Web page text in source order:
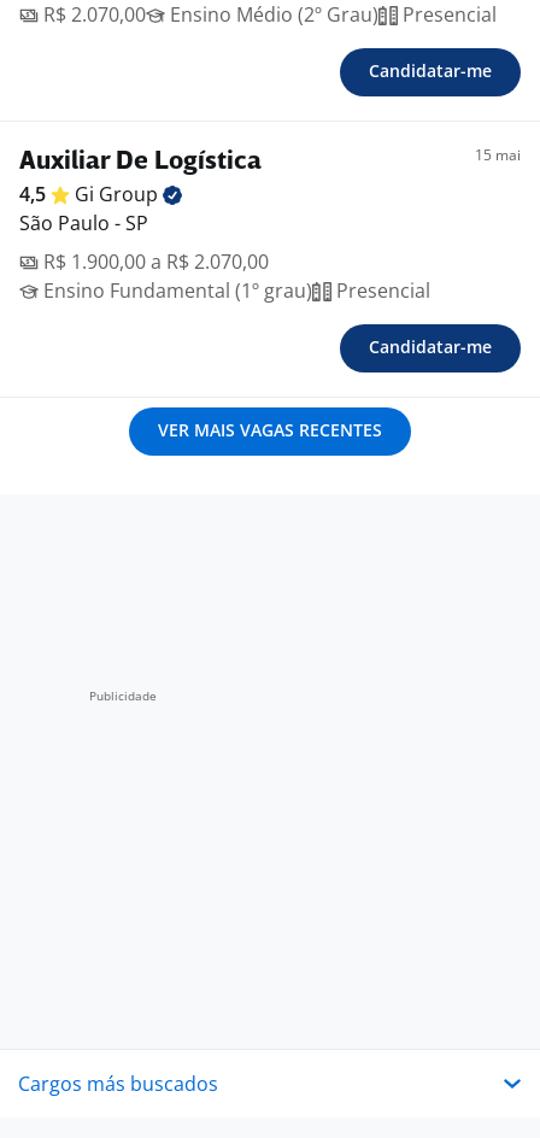
R$ 2.070,00
Ensino Médio (2º Grau) Presencial
Candidatar-me
Auxiliar De Logística 15 mai
4,5 Gi Group
São Paulo - SP
R$ 1.900,00 a R$ 2.070,00
Ensino Fundamental (1º grau)
Presencial
Candidatar-me
VER MAIS VAGAS RECENTES
Cargos más buscados